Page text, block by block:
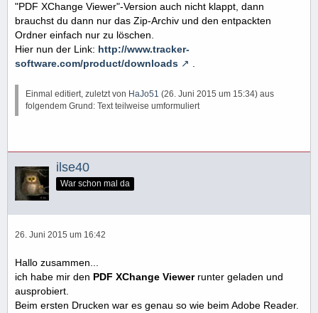
"PDF XChange Viewer"-Version auch nicht klappt, dann
brauchst du dann nur das Zip-Archiv und den entpackten
Ordner einfach nur zu löschen.
Hier nun der Link: http://www.tracker-
software.com/product/downloads
.
Einmal editiert, zuletzt von HaJo51 (26. Juni 2015 um 15:34) aus
folgendem Grund: Text teilweise umformuliert
ilse40
War schon mal da
26. Juni 2015 um 16:42
Hallo zusammen...
ich habe mir den PDF XChange Viewerrunter geladen und
ausprobiert.
Beim ersten Drucken war es genau so wie beim Adobe Reader.